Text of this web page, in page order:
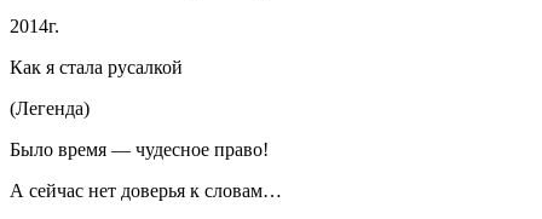
2014г.
Как я стала русалкой
(Легенда)
Было время — чудесное право!
А сейчас нет доверья к словам…